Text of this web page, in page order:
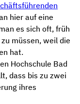
hier auf eine
es sich oft, früh
müssen, weil die
hat.
Hochschule Bad
dass bis zu zwei
ihres